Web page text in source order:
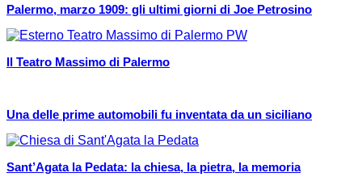
Palermo, marzo 1909: gli ultimi giorni di Joe Petrosino
Il Teatro Massimo di Palermo
Una delle prime automobili fu inventata da un siciliano
Sant’Agata la Pedata: la chiesa, la pietra, la memoria